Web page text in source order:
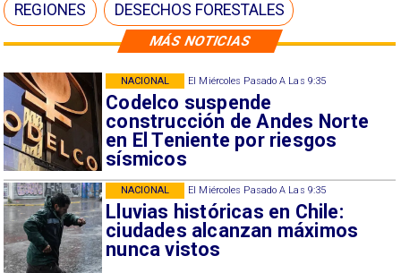
MÁS NOTICIAS
El Miércoles Pasado A Las 9:35
Codelco suspende
construcción de Andes Norte
en El Teniente por riesgos
sísmicos
NACIONAL
El Miércoles Pasado A Las 9:35
Lluvias históricas en Chile:
ciudades alcanzan máximos
nunca vistos
NACIONAL
REGIONES
DESECHOS FORESTALES